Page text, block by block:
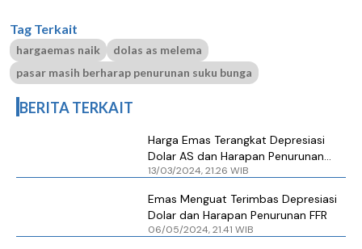
Tag Terkait
hargaemas naik
dolas as melema
pasar masih berharap penurunan suku bunga
BERITA TERKAIT
Harga Emas Terangkat Depresiasi
Dolar AS dan Harapan Penurunan
Suku Bunga
13/03/2024, 21.26 WIB
Emas Menguat Terimbas Depresiasi
Dolar dan Harapan Penurunan FFR
06/05/2024, 21.41 WIB